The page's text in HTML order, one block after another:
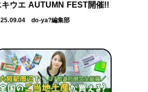
キウエ AUTUMN FEST開催!!
do-ya?編集部